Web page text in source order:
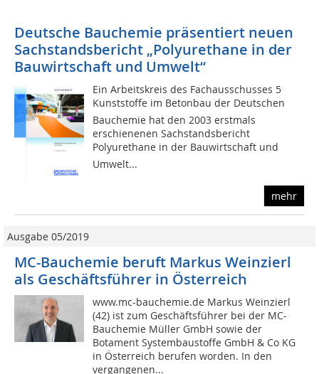
Deutsche Bauchemie präsentiert neuen
Sachstandsbericht „Polyurethane in der
Bauwirtschaft und Umwelt“
Ein Arbeitskreis des Fachausschusses 5
Kunststoffe im Betonbau der Deutschen
Bauchemie hat den 2003 erstmals
erschienenen Sachstandsbericht
Polyurethane in der Bauwirtschaft und
Umwelt...
mehr
Ausgabe 05/2019
MC-Bauchemie beruft Markus Weinzierl
als Geschäftsführer in Österreich
www.mc-bauchemie.de Markus Weinzierl
(42) ist zum Geschäftsführer bei der MC-
Bauchemie Müller GmbH sowie der
Botament Systembaustoffe GmbH & Co KG
in Österreich berufen worden. In den
vergangenen...